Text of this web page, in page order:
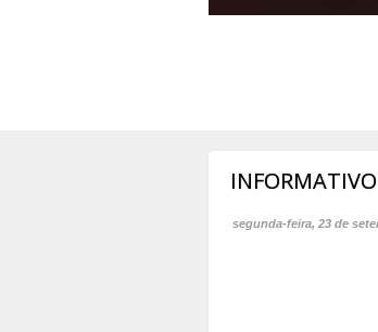
segunda-feira, 23 de